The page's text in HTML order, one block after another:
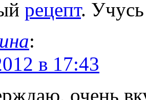
рецепт. Учусь
:
в 17:43
очень